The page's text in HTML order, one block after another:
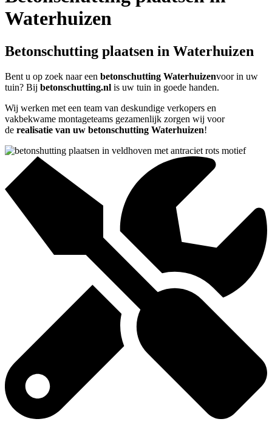
Waterhuizen
Betonschutting plaatsen in Waterhuizen
Bent u op zoek naar een betonschutting Waterhuizenvoor in uw
tuin? Bij betonschutting.nl is uw tuin in goede handen.
Wij werken met een team van deskundige verkopers en
vakbekwame montageteams gezamenlijk zorgen wij voor
de realisatie van uw betonschutting Waterhuizen!